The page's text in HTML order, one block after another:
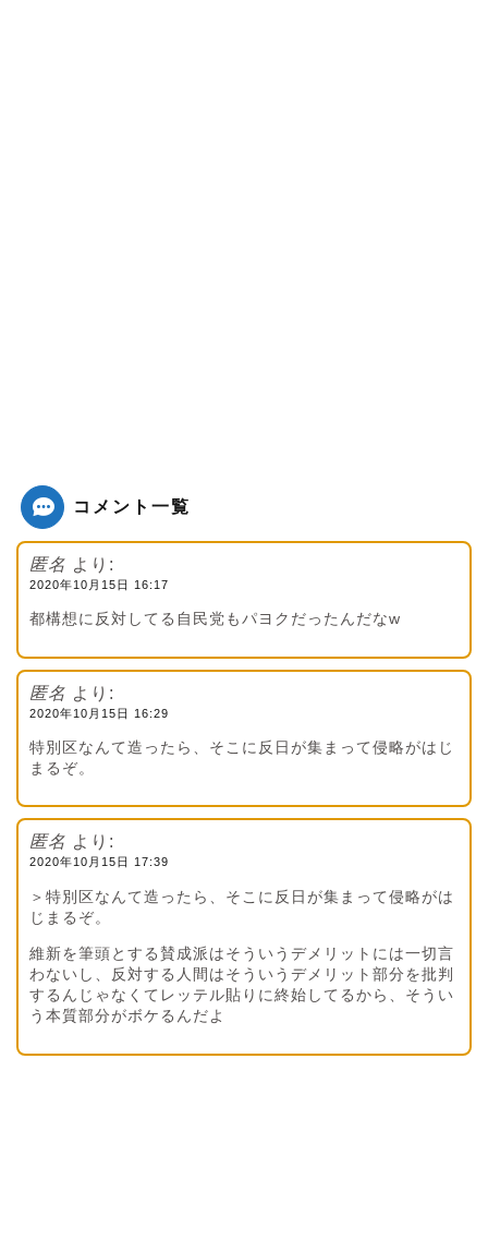
コメント一覧
匿名 より:
2020年10月15日 16:17
都構想に反対してる自民党もパヨクだったんだなw
匿名 より:
2020年10月15日 16:29
特別区なんて造ったら、そこに反日が集まって侵略がはじ
まるぞ。
匿名 より:
2020年10月15日 17:39
＞特別区なんて造ったら、そこに反日が集まって侵略がは
じまるぞ。
維新を筆頭とする賛成派はそういうデメリットには一切言
わないし、反対する人間はそういうデメリット部分を批判
するんじゃなくてレッテル貼りに終始してるから、そうい
う本質部分がボケるんだよ